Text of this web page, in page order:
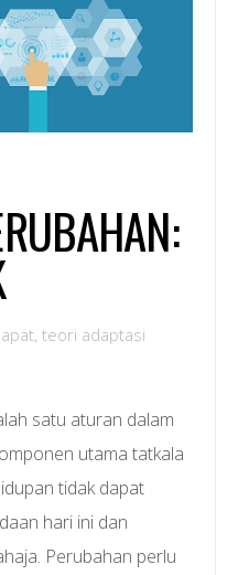
, teori adaptasi
satu aturan dalam
utama tatkala
tidak dapat
hari ini dan
Perubahan perlu